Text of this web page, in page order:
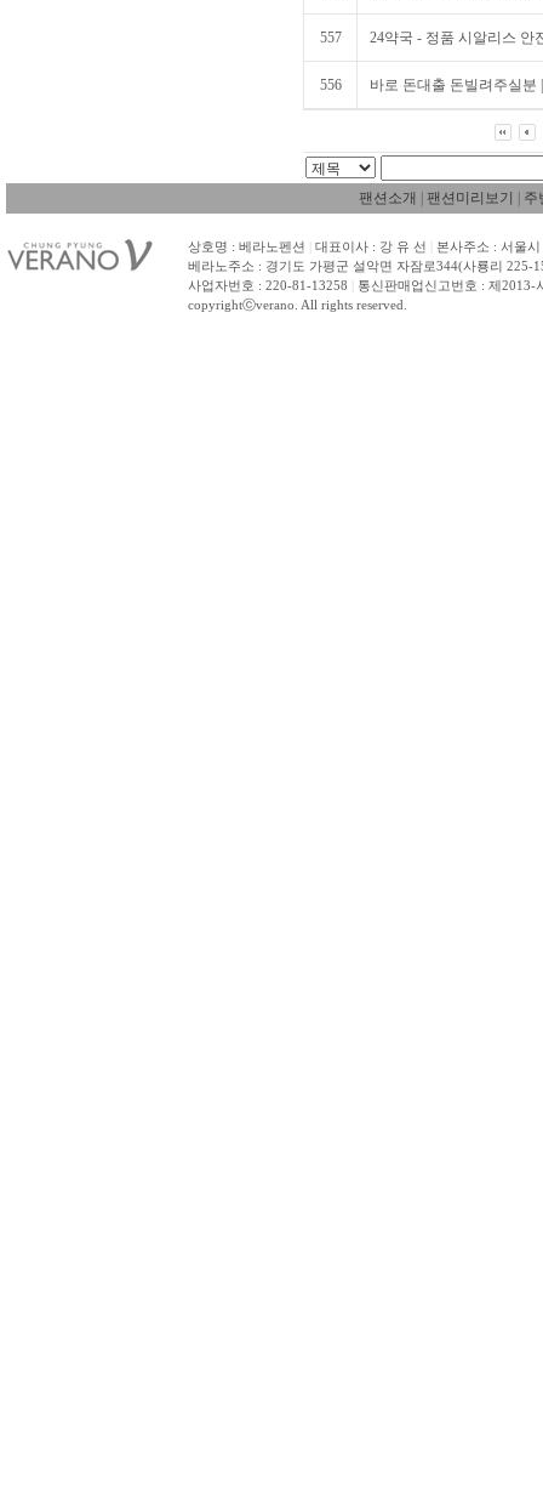
557 24약국 - 정품 시알리스 안
556 바로 돈대출 돈빌려주실분
팬션소개 팬션미리보기 주
상호명 : 베라노펜션 대표이사 : 강 유 선
본사주소 : 서울
베라노주소 : 경기도 가평군 설악면 자잠로344(사룡리 225-
사업자번호 : 220-81-13258
통신판매업신고번호 : 제2013-
copyrightⓒverano. All rights reserved.